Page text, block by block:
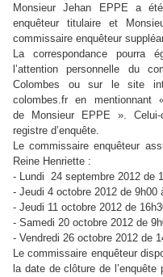
Monsieur Jehan EPPE a
enquêteur titulaire et
commissaire enquêteur
La correspondance pourra
l’attention personnelle du
Colombes ou sur le site
colombes.fr en mentionnant
de Monsieur EPPE ». Celui-
registre d’enquête.
Le commissaire enquêteur
Reine Henriette :
- Lundi 24 septembre 2012 de
- Jeudi 4 octobre 2012 de 9h00
- Jeudi 11 octobre 2012 de
- Samedi 20 octobre 2012 de
- Vendredi 26 octobre 2012 de
Le commissaire enquêteur
la date de clôture de